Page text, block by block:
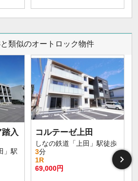
類似のオートロック物件
入
」駅
コルテーゼ上田
しなの鉄道「上田」駅徒歩
3分
1R
69,000円